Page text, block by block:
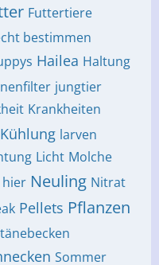
Futtertiere
bestimmen
Hailea Haltung
jungtier
Krankheiten
Kühlung larven
Licht Molche
hier Neuling Nitrat
Pellets Pflanzen
Sommer